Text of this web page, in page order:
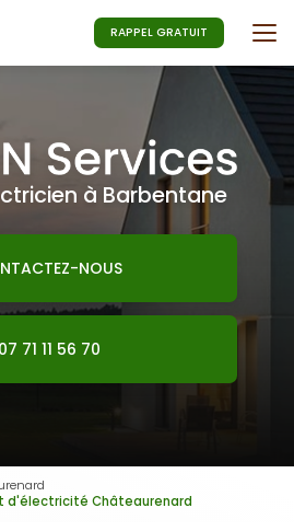
RAPPEL GRATUIT
à Barbentane
NOUS
07 71 11 56 70
d'électricité Châteaurenard